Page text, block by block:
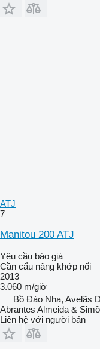
ATJ
7
Manitou 200 ATJ
Yêu cầu báo giá
Cần cẩu nâng khớp nối
2013
3.060 m/giờ
Bồ Đào Nha, Avelãs
Abrantes Almeida &
Liên hệ với người bán